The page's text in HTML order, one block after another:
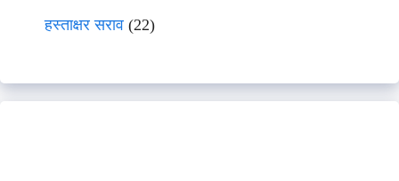
हस्ताक्षर सराव (22)